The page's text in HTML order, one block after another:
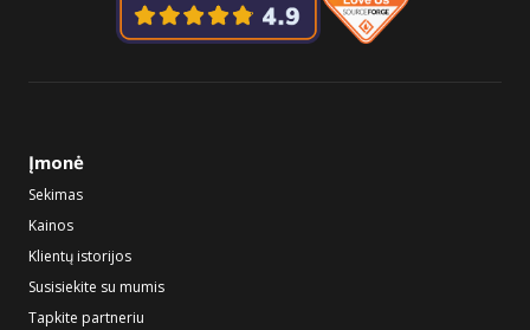
Įmonė
Sekimas
Kainos
Klientų istorijos
Susisiekite su mumis
Tapkite partneriu